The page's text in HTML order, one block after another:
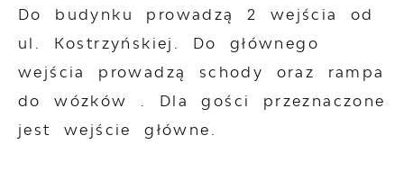
Do budynku prowadzą 2 wejścia od
ul. Kostrzyńskiej. Do głównego
wejścia prowadzą schody oraz rampa
do wózków . Dla gości przeznaczone
jest wejście główne.